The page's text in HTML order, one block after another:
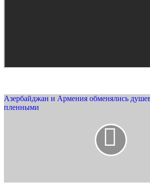
Азербайджан и Армения обменялись
пленными